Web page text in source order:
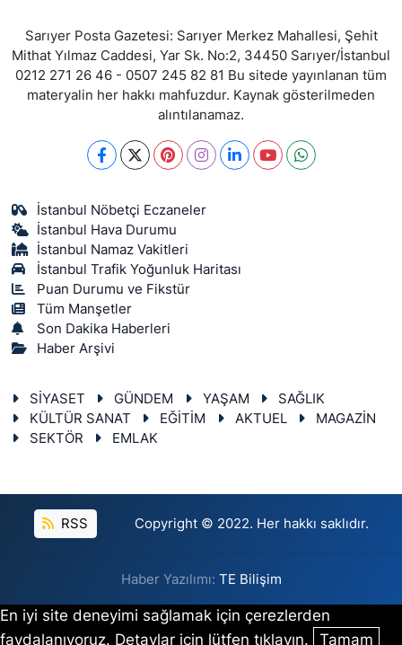
Sarıyer Posta Gazetesi: Sarıyer Merkez Mahallesi, Şehit
Mithat Yılmaz Caddesi, Yar Sk. No:2, 34450 Sarıyer/İstanbul
0212 271 26 46 - 0507 245 82 81 Bu sitede yayınlanan tüm
materyalin her hakkı mahfuzdur. Kaynak gösterilmeden
alıntılanamaz.
İstanbul Nöbetçi Eczaneler
İstanbul Hava Durumu
İstanbul Namaz Vakitleri
İstanbul Trafik Yoğunluk Haritası
Puan Durumu ve Fikstür
Tüm Manşetler
Son Dakika Haberleri
Haber Arşivi
SİYASET GÜNDEM YAŞAM
SAĞLIK
KÜLTÜR SANAT
EĞİTİM AKTUEL
MAGAZİN
SEKTÖR
EMLAK
RSS Copyright © 2022. Her hakkı saklıdır.
Haber Yazılımı: TE Bilişim
En iyi site deneyimi sağlamak için çerezlerden
faydalanıyoruz. Detaylar için lütfen tıklayın.
Tamam